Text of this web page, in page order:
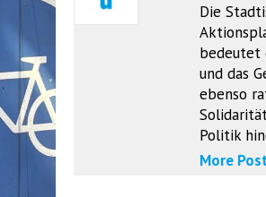
Die
bedeutet
und das
ebenso
Politik
More